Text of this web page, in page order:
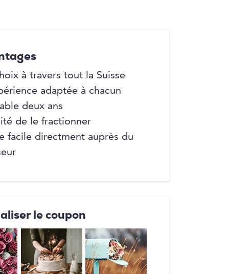
à travers tout la Suisse
adaptée à chacun
deux ans
de le fractionner
facile directment auprès du
le coupon